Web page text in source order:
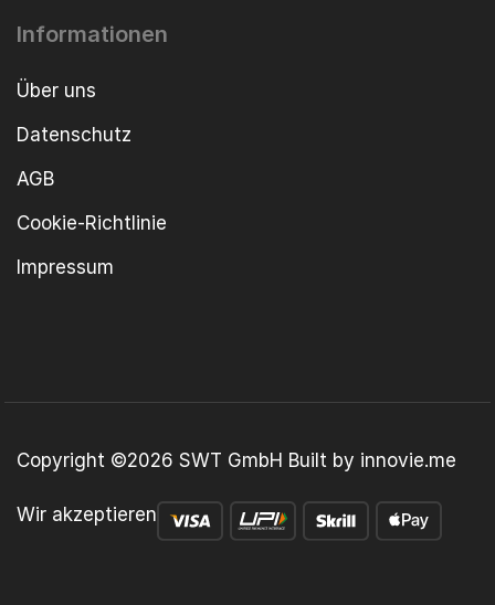
Informationen
Über uns
Datenschutz
AGB
Cookie-Richtlinie
Impressum
Copyright ©2026 SWT GmbH Built by innovie.me
Wir akzeptieren